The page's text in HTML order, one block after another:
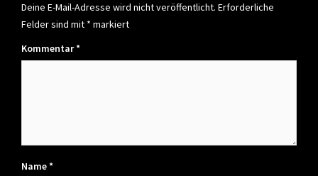
Deine E-Mail-Adresse wird nicht veröffentlicht. Erforderliche
Felder sind mit * markiert
Kommentar*
Name*